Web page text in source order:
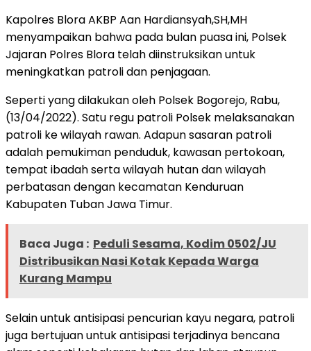
Kapolres Blora AKBP Aan Hardiansyah,SH,MH
menyampaikan bahwa pada bulan puasa ini, Polsek
Jajaran Polres Blora telah diinstruksikan untuk
meningkatkan patroli dan penjagaan.
Seperti yang dilakukan oleh Polsek Bogorejo, Rabu,
(13/04/2022). Satu regu patroli Polsek melaksanakan
patroli ke wilayah rawan. Adapun sasaran patroli
adalah pemukiman penduduk, kawasan pertokoan,
tempat ibadah serta wilayah hutan dan wilayah
perbatasan dengan kecamatan Kenduruan
Kabupaten Tuban Jawa Timur.
Baca Juga : Peduli Sesama, Kodim 0502/JU
Distribusikan Nasi Kotak Kepada Warga
Kurang Mampu
Selain untuk antisipasi pencurian kayu negara, patroli
juga bertujuan untuk antisipasi terjadinya bencana